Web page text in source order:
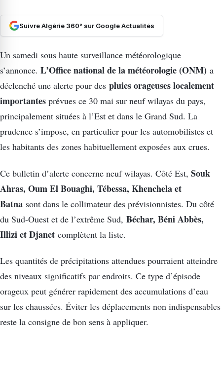
Suivre Algérie 360° sur Google Actualités
Un samedi sous haute surveillance météorologique
s’annonce. L’Office national de la météorologie (ONM) a
déclenché une alerte pour des pluies orageuses localement
importantes prévues ce 30 mai sur neuf wilayas du pays,
principalement situées à l’Est et dans le Grand Sud. La
prudence s’impose, en particulier pour les automobilistes et
les habitants des zones habituellement exposées aux crues.
Ce bulletin d’alerte concerne neuf wilayas. Côté Est, Souk
Ahras, Oum El Bouaghi, Tébessa, Khenchela et
Batna sont dans le collimateur des prévisionnistes. Du côté
du Sud-Ouest et de l’extrême Sud, Béchar, Béni Abbès,
Illizi et Djanet complètent la liste.
Les quantités de précipitations attendues pourraient atteindre
des niveaux significatifs par endroits. Ce type d’épisode
orageux peut générer rapidement des accumulations d’eau
sur les chaussées. Éviter les déplacements non indispensables
reste la consigne de bon sens à appliquer.